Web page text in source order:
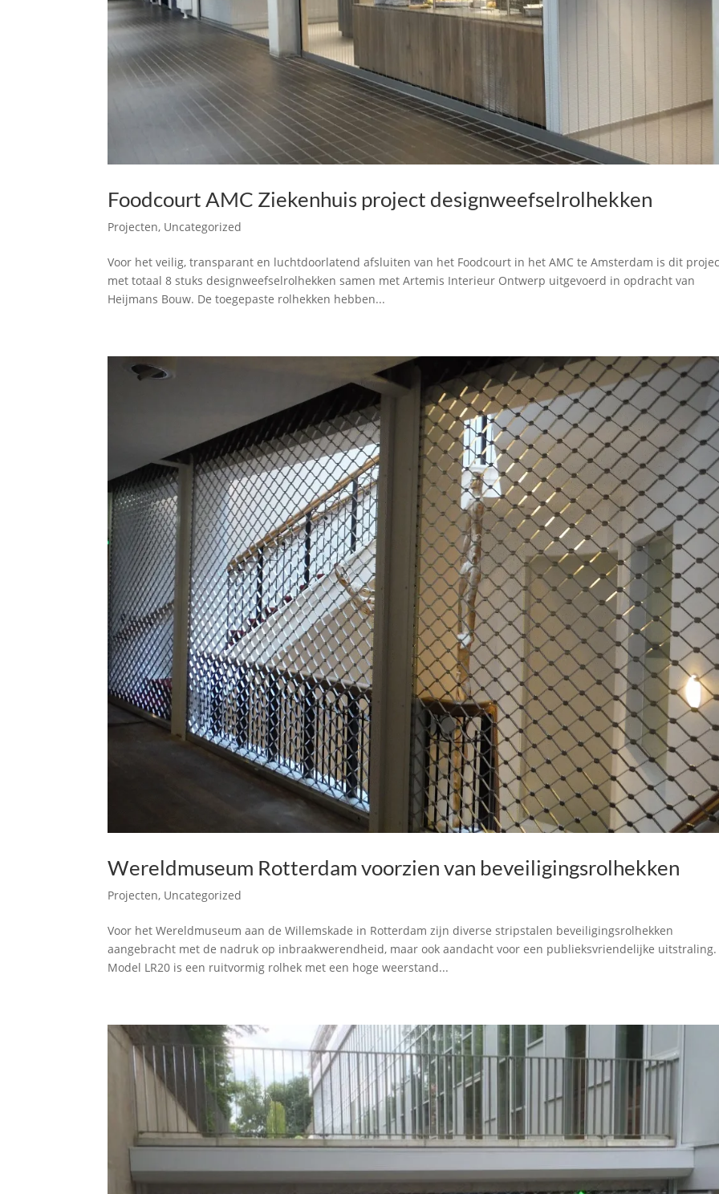
Foodcourt AMC Ziekenhuis project designweefselrolhekken
Projecten, Uncategorized
Voor het veilig, transparant en luchtdoorlatend afsluiten van het Foodcourt in het AMC te Amsterdam is dit
met totaal 8 stuks designweefselrolhekken samen met Artemis Interieur Ontwerp uitgevoerd in opdracht van
Heijmans Bouw. De toegepaste rolhekken hebben...
Wereldmuseum Rotterdam voorzien van beveiligingsrolhekken
Projecten, Uncategorized
Voor het Wereldmuseum aan de Willemskade in Rotterdam zijn diverse stripstalen beveiligingsrolhekken
aangebracht met de nadruk op inbraakwerendheid, maar ook aandacht voor een publieksvriendelijke uitstraling.
Model LR20 is een ruitvormig rolhek met een hoge weerstand...